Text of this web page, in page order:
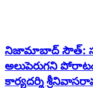
నిజామాబాద్ సౌత్:
అలుపెరుగని
కార్యదర్శి